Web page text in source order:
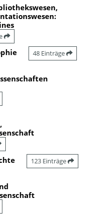
48 Einträge
123 Einträge